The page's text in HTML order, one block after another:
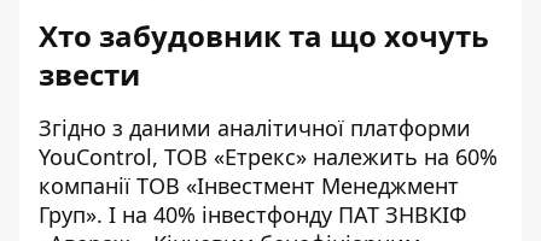
Хто забудовник та що хочуть
звести
Згідно з даними аналітичної платформи
YouControl, ТОВ «Етрекс» належить на 60%
компанії ТОВ «Інвестмент Менеджмент
Груп». І на 40% інвестфонду ПАТ ЗНВКІФ